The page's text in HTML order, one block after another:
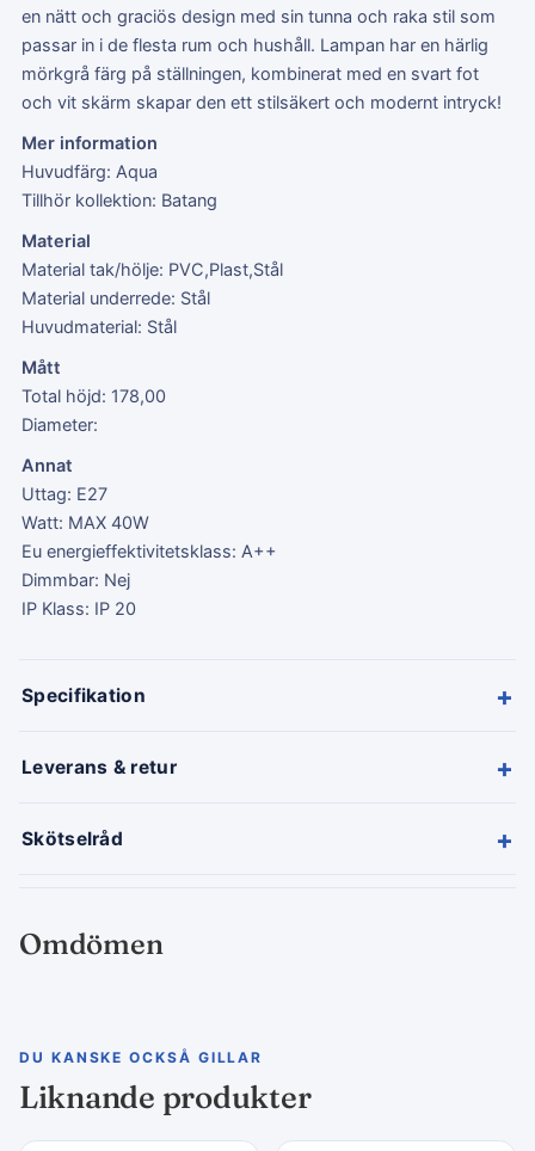
en nätt och graciös design med sin tunna och raka stil som
passar in i de flesta rum och hushåll. Lampan har en härlig
mörkgrå färg på ställningen, kombinerat med en svart fot
och vit skärm skapar den ett stilsäkert och modernt intryck!
Mer information
Huvudfärg: Aqua
Tillhör kollektion: Batang
Material
Material tak/hölje: PVC,Plast,Stål
Material underrede: Stål
Huvudmaterial: Stål
Mått
Total höjd: 178,00
Diameter:
Annat
Uttag: E27
Watt: MAX 40W
Eu energieffektivitetsklass: A++
Dimmbar: Nej
IP Klass: IP 20
Specifikation +
Leverans & retur +
Skötselråd +
Omdömen
DU KANSKE OCKSÅ GILLAR
Liknande produkter